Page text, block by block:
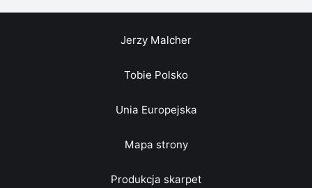
Jerzy Malcher
Tobie Polsko
Unia Europejska
Mapa strony
Produkcja skarpet